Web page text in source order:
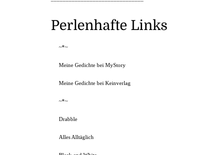
Perlenhafte Links
~*~
Meine Gedichte bei MyStory
Meine Gedichte bei Keinverlag
~*~
Drabble
Alles Alltäglich